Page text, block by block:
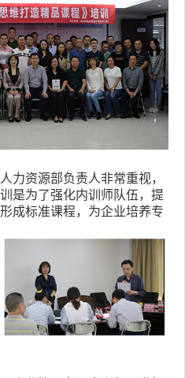
力资源部负责人非常重视，
是为了强化内训师队伍，提
成标准课程，为企业培养专